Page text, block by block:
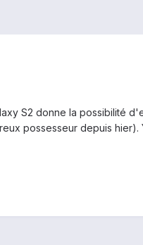
S2 donne la possibilité
possesseur depuis